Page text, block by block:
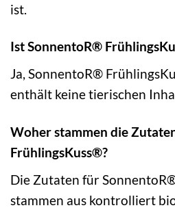
ist.
Ist SonnentoR®
Ja, SonnentoR®
enthält keine tierischen
Woher stammen die
FrühlingsKuss®?
Die Zutaten für
stammen aus kontrolliert